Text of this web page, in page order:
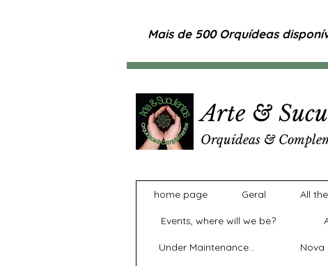
Mais de 500 Orquídeas
Arte &
Orquídeas &
home page Geral All
Events, where will we be?
Under Maintenance... Nova